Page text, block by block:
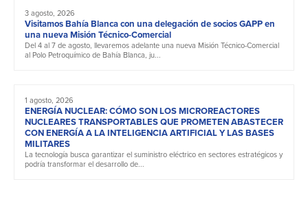
3 agosto, 2026
Visitamos Bahía Blanca con una delegación de socios GAPP en
una nueva Misión Técnico-Comercial
Del 4 al 7 de agosto, llevaremos adelante una nueva Misión Técnico-Comercial
al Polo Petroquímico de Bahía Blanca, ju...
1 agosto, 2026
ENERGÍA NUCLEAR: CÓMO SON LOS MICROREACTORES
NUCLEARES TRANSPORTABLES QUE PROMETEN ABASTECER
CON ENERGÍA A LA INTELIGENCIA ARTIFICIAL Y LAS BASES
MILITARES
La tecnología busca garantizar el suministro eléctrico en sectores estratégicos y
podría transformar el desarrollo de...